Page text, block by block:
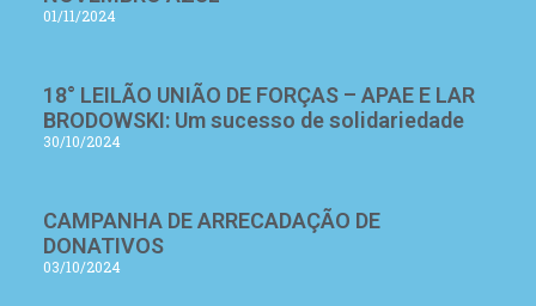
01/11/2024
18° LEILÃO UNIÃO DE FORÇAS – APAE E LAR
BRODOWSKI: Um sucesso de solidariedade
30/10/2024
CAMPANHA DE ARRECADAÇÃO DE
DONATIVOS
03/10/2024